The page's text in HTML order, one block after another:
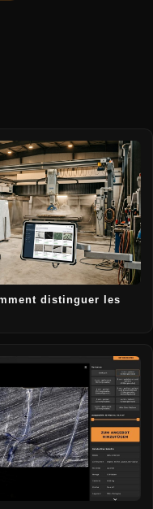
distinguer les